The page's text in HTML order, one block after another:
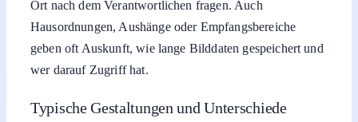
Hausordnungen, Aushänge oder Empfangsbereiche
geben oft Auskunft, wie lange Bilddaten gespeichert und
wer darauf Zugriff hat.